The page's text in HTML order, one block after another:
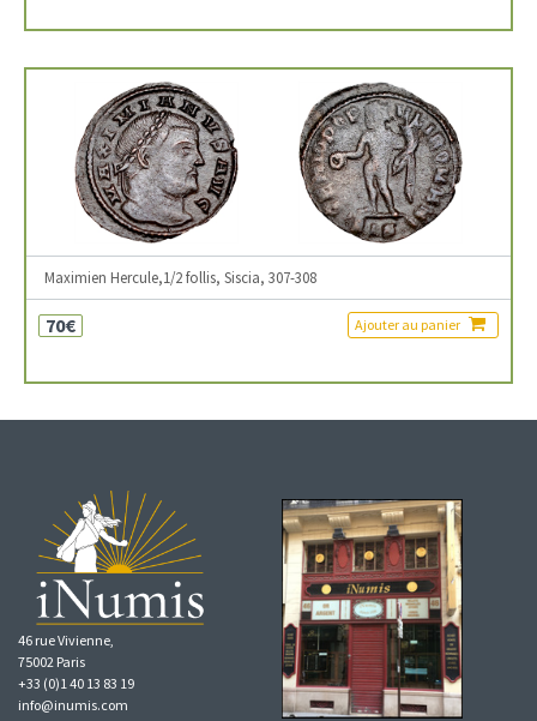
Maximien Hercule,1/2 follis, Siscia, 307-308
70€ Ajouter au panier
46 rue Vivienne,
75002 Paris
+33 (0)1 40 13 83 19
info@inumis.com